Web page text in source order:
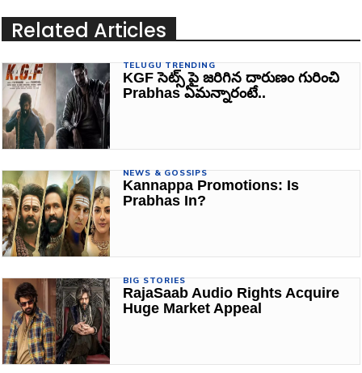
Related Articles
TELUGU TRENDING
KGF సెట్స్ పై జరిగిన దారుణం గురించి
Prabhas ఏమన్నారంటే..
NEWS & GOSSIPS
Kannappa Promotions: Is
Prabhas In?
BIG STORIES
RajaSaab Audio Rights Acquire
Huge Market Appeal